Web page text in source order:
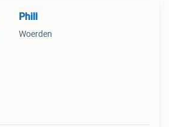
Phill
Woerden